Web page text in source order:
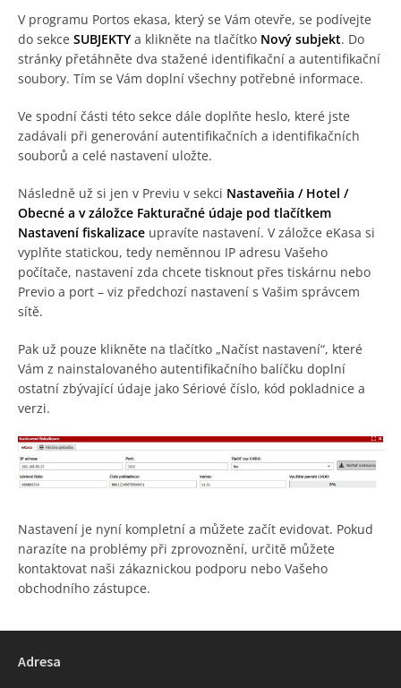
V programu Portos ekasa, který se Vám otevře, se podívejte
do sekce SUBJEKTY a klikněte na tlačítko Nový subjekt. Do
stránky přetáhněte dva stažené identifikační a autentifikační
soubory. Tím se Vám doplní všechny potřebné informace.
Ve spodní části této sekce dále doplňte heslo, které jste
zadávali při generování autentifikačních a identifikačních
souborů a celé nastavení uložte.
Následně už si jen v Previu v sekci Nastaveňia / Hotel /
Obecné a v záložce Fakturačné údaje pod tlačítkem
Nastavení fiskalizace upravíte nastavení. V záložce eKasa si
vyplňte statickou, tedy neměnnou IP adresu Vašeho
počítače, nastavení zda chcete tisknout přes tiskárnu nebo
Previo a port – viz předchozí nastavení s Vašim správcem
sítě.
Pak už pouze klikněte na tlačítko „Načíst nastavení“, které
Vám z nainstalovaného autentifikačního balíčku doplní
ostatní zbývající údaje jako Sériové číslo, kód pokladnice a
verzi.
Nastavení je nyní kompletní a můžete začít evidovat. Pokud
narazíte na problémy při zprovoznění, určitě můžete
kontaktovat naši zákaznickou podporu nebo Vašeho
obchodního zástupce.
Adresa